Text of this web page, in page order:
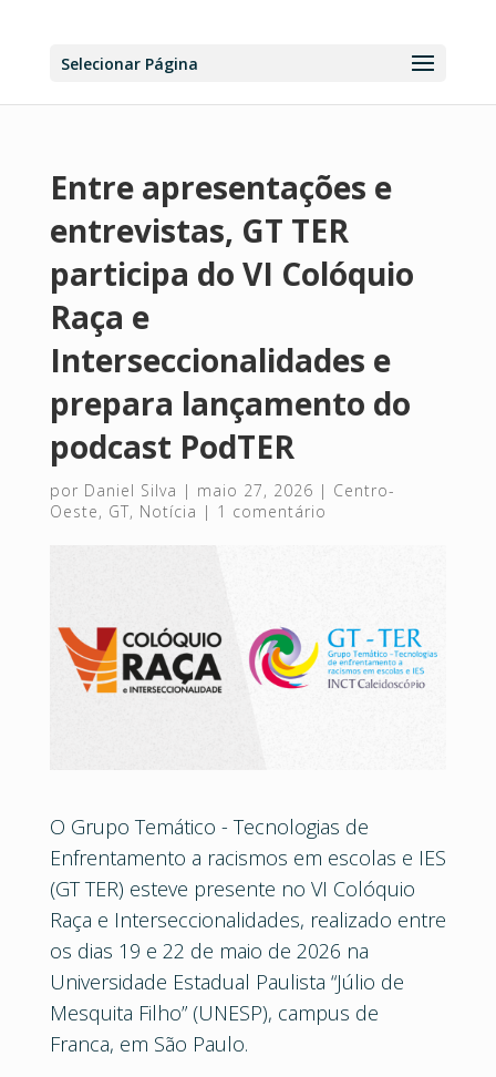
Selecionar Página
Entre apresentações e
entrevistas, GT TER
participa do VI Colóquio
Raça e
Interseccionalidades e
prepara lançamento do
podcast PodTER
por Daniel Silva | maio 27, 2026 | Centro-
Oeste, GT, Notícia | 1 comentário
O Grupo Temático - Tecnologias de
Enfrentamento a racismos em escolas e IES
(GT TER) esteve presente no VI Colóquio
Raça e Interseccionalidades, realizado entre
os dias 19 e 22 de maio de 2026 na
Universidade Estadual Paulista “Júlio de
Mesquita Filho” (UNESP), campus de
Franca, em São Paulo.